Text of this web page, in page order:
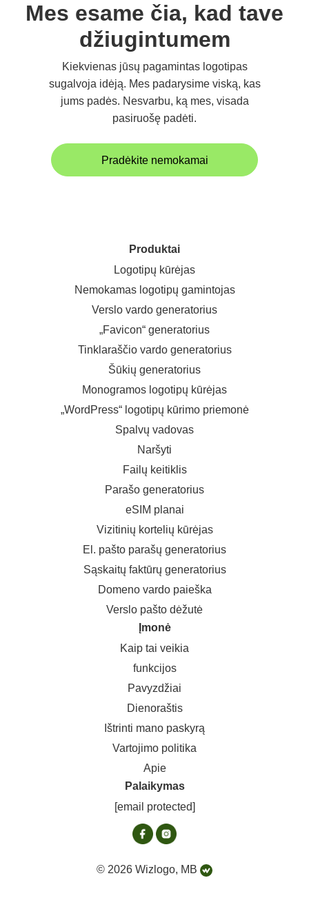
Mes esame čia, kad tave
džiugintumem
Kiekvienas jūsų pagamintas logotipas
sugalvoja idėją. Mes padarysime viską, kas
jums padės. Nesvarbu, ką mes, visada
pasiruošę padėti.
Pradėkite nemokamai
Produktai
Logotipų kūrėjas
Nemokamas logotipų gamintojas
Verslo vardo generatorius
„Favicon“ generatorius
Tinklaraščio vardo generatorius
Šūkių generatorius
Monogramos logotipų kūrėjas
„WordPress“ logotipų kūrimo priemonė
Spalvų vadovas
Naršyti
Failų keitiklis
Parašo generatorius
eSIM planai
Vizitinių kortelių kūrėjas
El. pašto parašų generatorius
Sąskaitų faktūrų generatorius
Domeno vardo paieška
Verslo pašto dėžutė
Įmonė
Kaip tai veikia
funkcijos
Pavyzdžiai
Dienoraštis
Ištrinti mano paskyrą
Vartojimo politika
Apie
Palaikymas
[email protected]
© 2026 Wizlogo, MB